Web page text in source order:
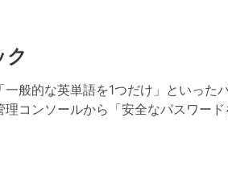
ク
般的な英単語を1つだけ」といった
コンソールから 「安全なパスワー